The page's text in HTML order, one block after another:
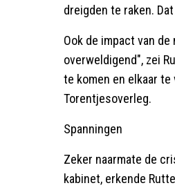
dreigden te raken.
Ook de impact van
overweldigend", zei
te komen en elkaar te
Torentjesoverleg.
Spanningen
Zeker naarmate de
kabinet, erkende